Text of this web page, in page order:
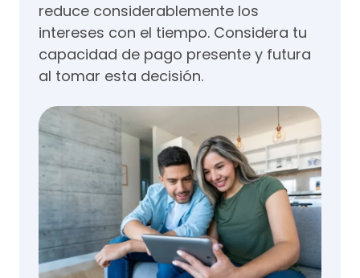
reduce considerablemente los
intereses con el tiempo. Considera tu
capacidad de pago presente y futura
al tomar esta decisión.